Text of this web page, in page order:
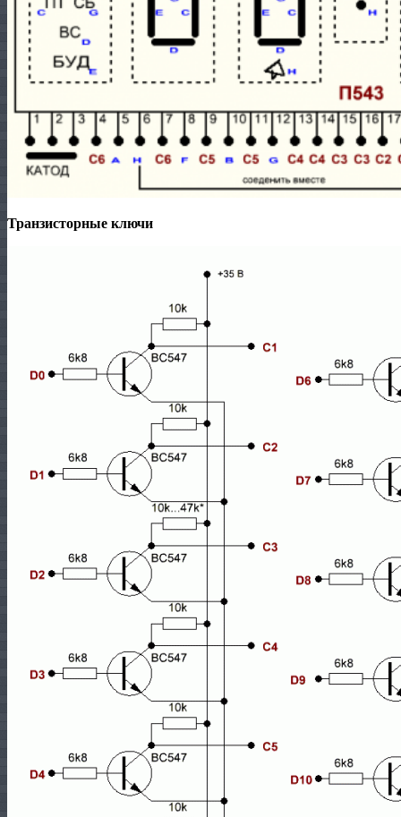
Транзисторные ключи